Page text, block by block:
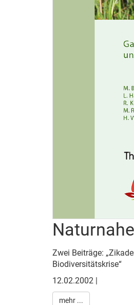
Zwei Beiträge:
Biodiversitätskrise“
12.02.2002 |
mehr ...